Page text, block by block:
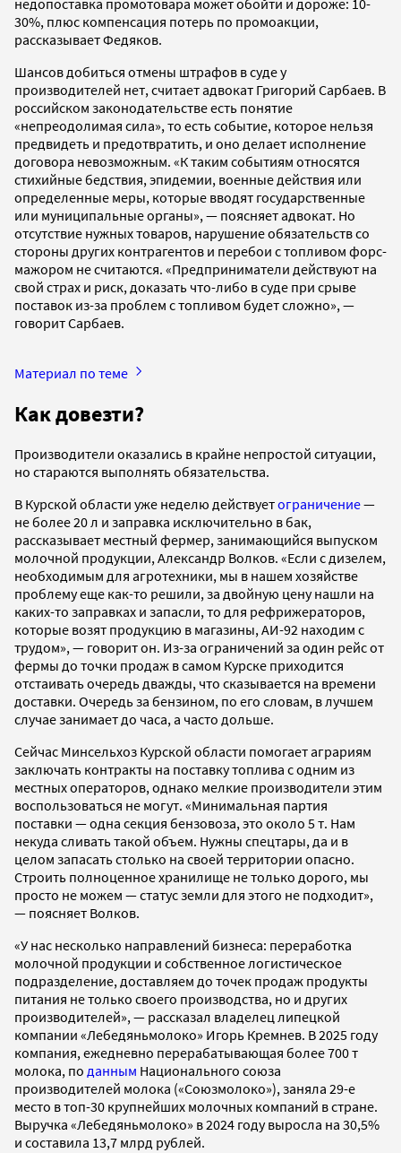
30%, плюс компенсация потерь по промоакции,
рассказывает Федяков.
Шансов добиться отмены штрафов в суде у
производителей нет, считает адвокат Григорий Сарбаев. В
российском законодательстве есть понятие
«непреодолимая сила», то есть событие, которое нельзя
предвидеть и предотвратить, и оно делает исполнение
договора невозможным. «К таким событиям относятся
стихийные бедствия, эпидемии, военные действия или
определенные меры, которые вводят государственные
или муниципальные органы», — поясняет адвокат. Но
отсутствие нужных товаров, нарушение обязательств со
стороны других контрагентов и перебои с топливом форс-
мажором не считаются. «Предприниматели действуют на
свой страх и риск, доказать что-либо в суде при срыве
поставок из-за проблем с топливом будет сложно», —
говорит Сарбаев.
Материал по теме
Как довезти?
Производители оказались в крайне непростой ситуации,
но стараются выполнять обязательства.
В Курской области уже неделю действуетограничение—
не более 20 л и заправка исключительно в бак,
рассказывает местный фермер, занимающийся выпуском
молочной продукции, Александр Волков. «Если с дизелем,
необходимым для агротехники, мы в нашем хозяйстве
проблему еще как-то решили, за двойную цену нашли на
каких-то заправках и запасли, то для рефрижераторов,
которые возят продукцию в магазины, АИ-92 находим с
трудом», — говорит он. Из-за ограничений за один рейс от
фермы до точки продаж в самом Курске приходится
отстаивать очередь дважды, что сказывается на времени
доставки. Очередь за бензином, по его словам, в лучшем
случае занимает до часа, а часто дольше.
Сейчас Минсельхоз Курской области помогает аграриям
заключать контракты на поставку топлива с одним из
местных операторов, однако мелкие производители этим
воспользоваться не могут. «Минимальная партия
поставки — одна секция бензовоза, это около 5 т. Нам
некуда сливать такой объем. Нужны спецтары, да и в
целом запасать столько на своей территории опасно.
Строить полноценное хранилище не только дорого, мы
просто не можем — статус земли для этого не подходит»,
— поясняет Волков.
«У нас несколько направлений бизнеса: переработка
молочной продукции и собственное логистическое
подразделение, доставляем до точек продаж продукты
питания не только своего производства, но и других
производителей», — рассказал владелец липецкой
компании «Лебедяньмолоко» Игорь Кремнев. В 2025 году
компания, ежедневно перерабатывающая более 700 т
молока, по данным Национального союза
производителей молока («Союзмолоко»), заняла 29-е
место в топ-30 крупнейших молочных компаний в стране.
Выручка «Лебедяньмолоко» в 2024 году выросла на 30,5%
и составила 13,7 млрд рублей.